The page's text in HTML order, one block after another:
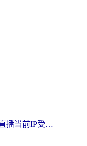
在海外看咪咕视频世界杯直播当前IP受限制？这篇指南帮你搞定所有体育赛事观看难题